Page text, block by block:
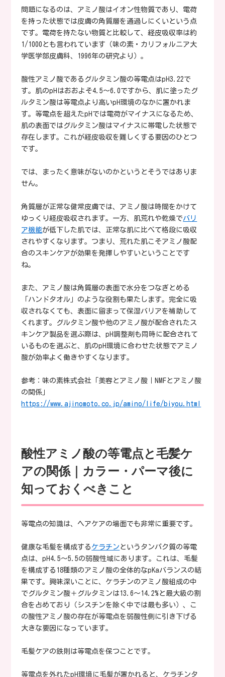
問題になるのは、アミノ酸はイオン性物質であり、電荷
を持った状態では皮膚の角質層を通過しにくいという点
です。電荷を持たない物質と比較して、経皮吸収率は約
1/1000とも言われています（味の素・カリフォルニア大
学医学部皮膚科、1996年の研究より）。
酸性アミノ酸であるグルタミン酸の等電点はpH3.22で
す。肌のpHはおおよそ4.5〜6.0ですから、肌に塗ったグ
ルタミン酸は等電点より高いpH環境のなかに置かれま
す。等電点を超えたpHでは電荷がマイナスになるため、
肌の表面ではグルタミン酸はマイナスに帯電した状態で
存在します。これが経皮吸収を難しくする要因のひとつ
です。
では、まったく意味がないのかというとそうではありま
せん。
角質層が正常な健常皮膚では、アミノ酸は時間をかけて
ゆっくり経皮吸収されます。一方、肌荒れや乾燥でバリ
ア機能が低下した肌では、正常な肌に比べて格段に吸収
されやすくなります。つまり、荒れた肌こそアミノ酸配
合のスキンケアが効果を発揮しやすいということです
ね。
また、アミノ酸は角質層の表面で水分をつなぎとめる
「ハンドタオル」のような役割も果たします。完全に吸
収されなくても、表面に留まって保湿バリアを補助して
くれます。グルタミン酸や他のアミノ酸が配合されたス
キンケア製品を選ぶ際は、pH調整剤も同時に配合されて
いるものを選ぶと、肌のpH環境に合わせた状態でアミノ
酸が効率よく働きやすくなります。
参考：味の素株式会社「美容とアミノ酸｜NMFとアミノ酸
の関係」
https://www.ajinomoto.co.jp/amino/life/biyou.html
酸性アミノ酸の等電点と毛髪ケ
アの関係｜カラー・パーマ後に
知っておくべきこと
等電点の知識は、ヘアケアの場面でも非常に重要です。
健康な毛髪を構成する ケラチン というタンパク質の等電
点は、pH4.5〜5.5の弱酸性域にあります。これは、毛髪
を構成する18種類のアミノ酸の全体的なpKaバランスの結
果です。興味深いことに、ケラチンのアミノ酸組成の中
でグルタミン酸＋グルタミンは13.6〜14.2%と最大級の割
合を占めており（シスチンを除く中では最も多い）、こ
の酸性アミノ酸の存在が等電点を弱酸性側に引き下げる
大きな要因になっています。
毛髪ケアの鉄則は等電点を保つことです。
等電点を外れたpH環境に毛髪が置かれると、ケラチンタ